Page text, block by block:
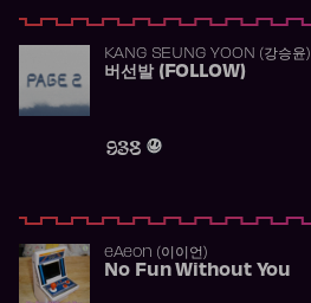
KANG SEUNG YOON (강승윤)
버선발 (FOLLOW)
938
​eAeon (이이언)
No Fun Without You